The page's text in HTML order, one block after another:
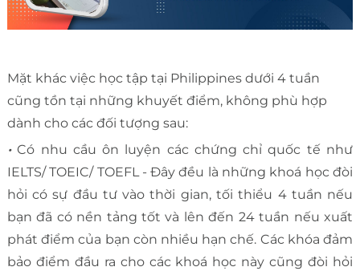
Mặt khác việc học tập tại Philippines dưới 4 tuần
cũng tồn tại những khuyết điểm, không phù hợp
dành cho các đối tượng sau:
•Có nhu cầu ôn luyện các chứng chỉ quốc tế như
IELTS/ TOEIC/ TOEFL - Đây đều là những khoá học đòi
hỏi có sự đầu tư vào thời gian, tối thiểu 4 tuần nếu
bạn đã có nền tảng tốt và lên đến 24 tuần nếu xuất
phát điểm của bạn còn nhiều hạn chế. Các khóa đảm
bảo điểm đầu ra cho các khoá học này cũng đòi hỏi